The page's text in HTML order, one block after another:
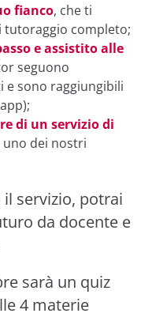
fianco, che ti
tutoraggio completo;
e assistito alle
seguono
e sono raggiungibili
di un servizio di
uno dei nostri
servizio, potrai
da docente e
sarà un quiz
4 materie